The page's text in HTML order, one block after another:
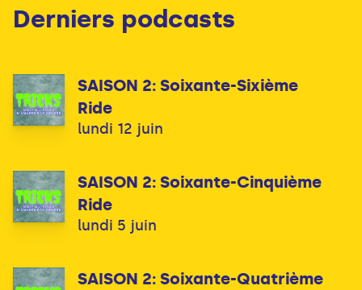
Derniers podcasts
SAISON 2: Soixante-Sixième
Ride
lundi 12 juin
SAISON 2: Soixante-Cinquième
Ride
lundi 5 juin
SAISON 2: Soixante-Quatrième